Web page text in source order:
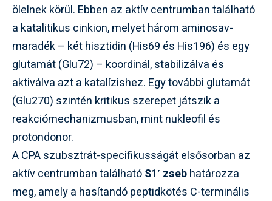
ölelnek körül. Ebben az aktív centrumban található
a katalitikus cinkion, melyet három aminosav-
maradék – két hisztidin (His69 és His196) és egy
glutamát (Glu72) – koordinál, stabilizálva és
aktiválva azt a katalízishez. Egy további glutamát
(Glu270) szintén kritikus szerepet játszik a
reakciómechanizmusban, mint nukleofil és
protondonor.
A CPA szubsztrát-specifikusságát elsősorban az
aktív centrumban találhatóS1′ zsebhatározza
meg, amely a hasítandó peptidkötés C-terminális